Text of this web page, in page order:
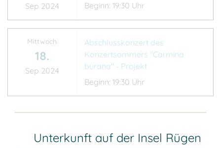
Sep 2024
Beginn: 19:30 Uhr
Mittwoch
18.
Sep 2024
Abschlusskonzert des
Konzertsommers "Carmina
burana" - Projekt
Beginn: 19:30 Uhr
Unterkunft auf der Insel Rügen